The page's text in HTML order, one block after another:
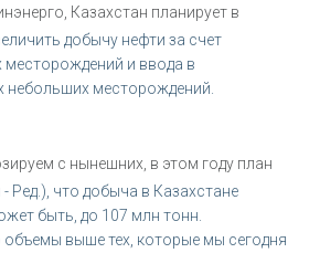
Казахстан планирует в
добычу нефти за счет
и ввода в
небольших месторождений.
с нынешних, в этом году план
Ред.), что добыча в Казахстане
быть, до 107 млн тонн.
объемы выше тех, которые мы сегодня